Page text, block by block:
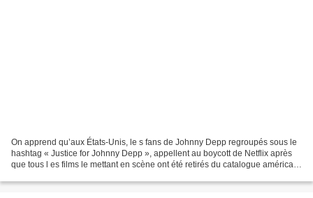
On apprend qu’aux États-Unis, le s fans de Johnny Depp regroupés sous le
hashtag « Justice for Johnny Depp », appellent au boycott de Netflix après
que tous l es films le mettant en scène ont été retirés du catalogue américain